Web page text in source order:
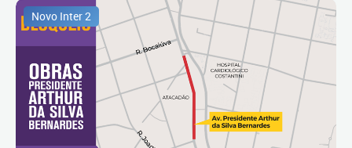
Novo Inter 2